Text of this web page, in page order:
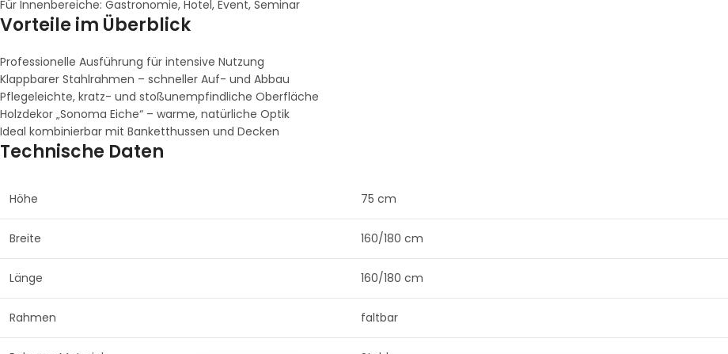
Für Innenbereiche: Gastronomie, Hotel, Event, Seminar
Vorteile im Überblick
Professionelle Ausführung für intensive Nutzung
Klappbarer Stahlrahmen – schneller Auf- und Abbau
Pflegeleichte, kratz- und stoßunempfindliche Oberfläche
Holzdekor „Sonoma Eiche“ – warme, natürliche Optik
Ideal kombinierbar mit Banketthussen und Decken
Technische Daten
Höhe 75 cm
Breite 160/180 cm
Länge 160/180 cm
Rahmen faltbar